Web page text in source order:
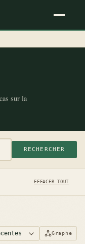
sur la
RECHERCHER
EFFACER TOUT
Graphe